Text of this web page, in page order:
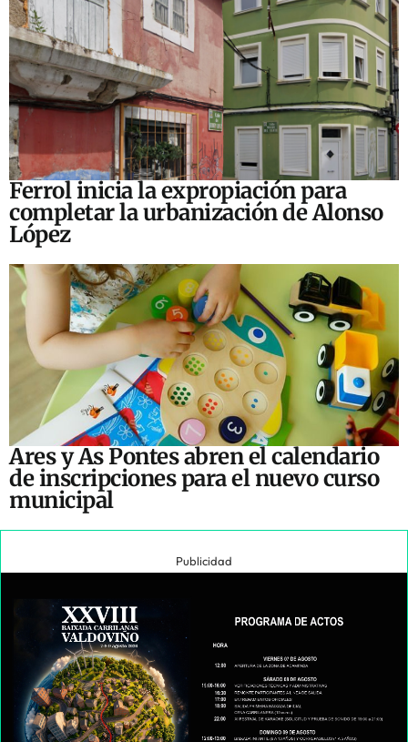
Ferrol inicia la expropiación para
completar la urbanización de Alonso
López
Ares y As Pontes abren el calendario
de inscripciones para el nuevo curso
municipal
Publicidad